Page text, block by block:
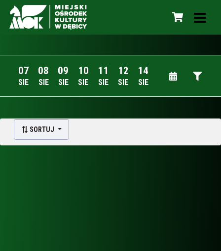
07
SIE
08
SIE
09
SIE
10
SIE
11
SIE
12
SIE
14
SIE
SORTUJ